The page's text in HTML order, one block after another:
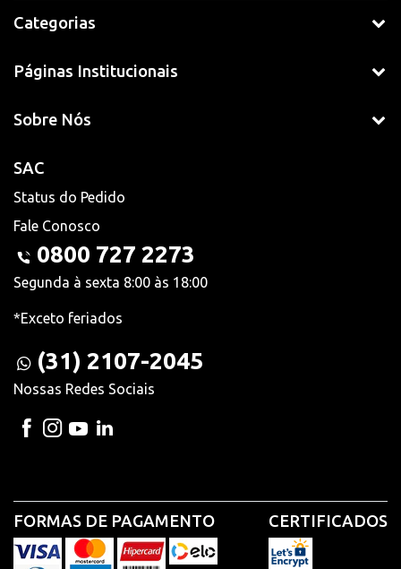
Categorias
Páginas Institucionais
Sobre Nós
SAC
Status do Pedido
Fale Conosco
0800 727 2273
Segunda à sexta 8:00 às 18:00
*Exceto feriados
(31) 2107-2045
Nossas Redes Sociais
FORMAS DE PAGAMENTO CERTIFICADOS